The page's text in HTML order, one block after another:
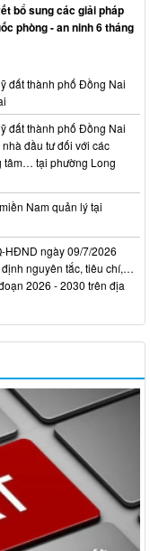
bổ sung các giải pháp
phòng - an ninh 6 tháng
đất thành phố Đồng Nai
đất thành phố Đồng Nai
đầu tư đối với các
tâm… tại phường Long
Nam quản lý tại
HĐND ngày 09/7/2026
nguyên tắc, tiêu chí,…
2026 - 2030 trên địa